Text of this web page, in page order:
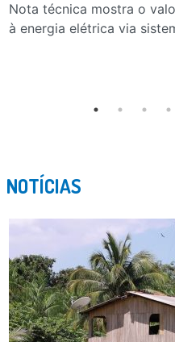
Nota técnica mostra o
à energia elétrica via
NOTÍCIAS